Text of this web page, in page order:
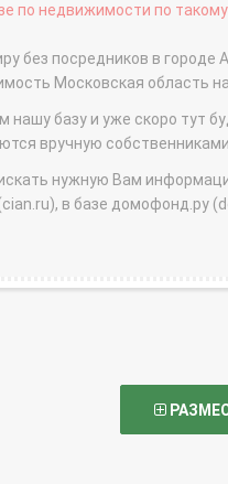
по недвижимости по такому
без посредников в
Московская область
нашу базу и уже скоро тут
вручную
нужную Вам
в базе домофонд.ру